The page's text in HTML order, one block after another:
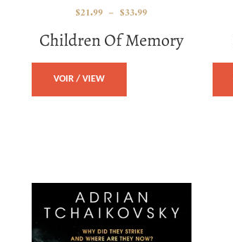
Children Of Memory
$21.99 – $33.99
VOIR / VIEW